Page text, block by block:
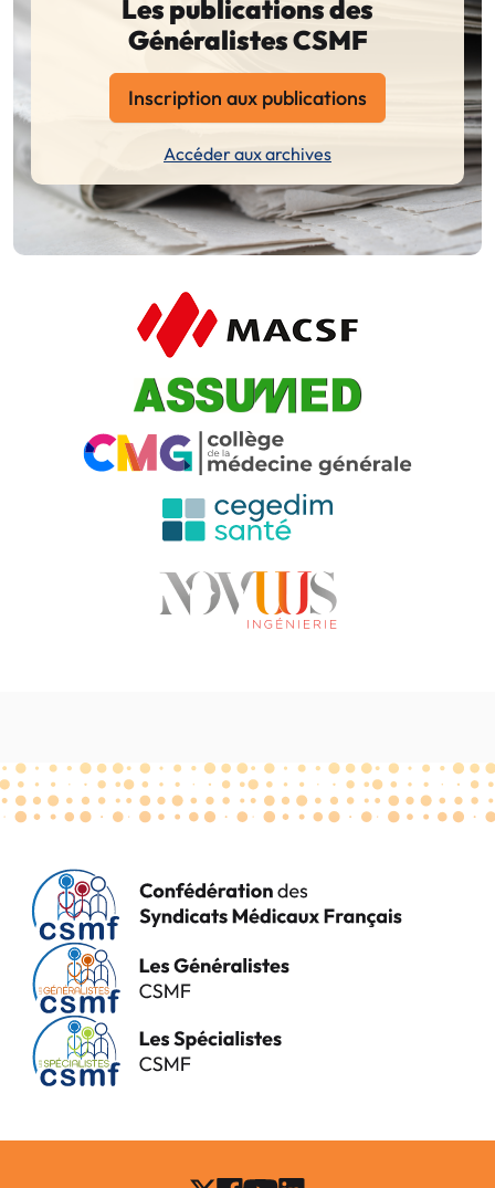
Les publications des
Généralistes CSMF
Inscription aux publications
Accéder aux archives